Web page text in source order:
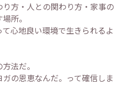
方・人との関わり方・家事の
所。
心地良い環境で生きられるよ
法だ。
の恩恵なんだ。って確信しま